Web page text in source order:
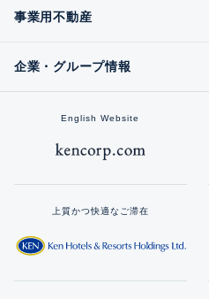
事業用不動産
企業・グループ情報
English Website
上質かつ快適なご滞在